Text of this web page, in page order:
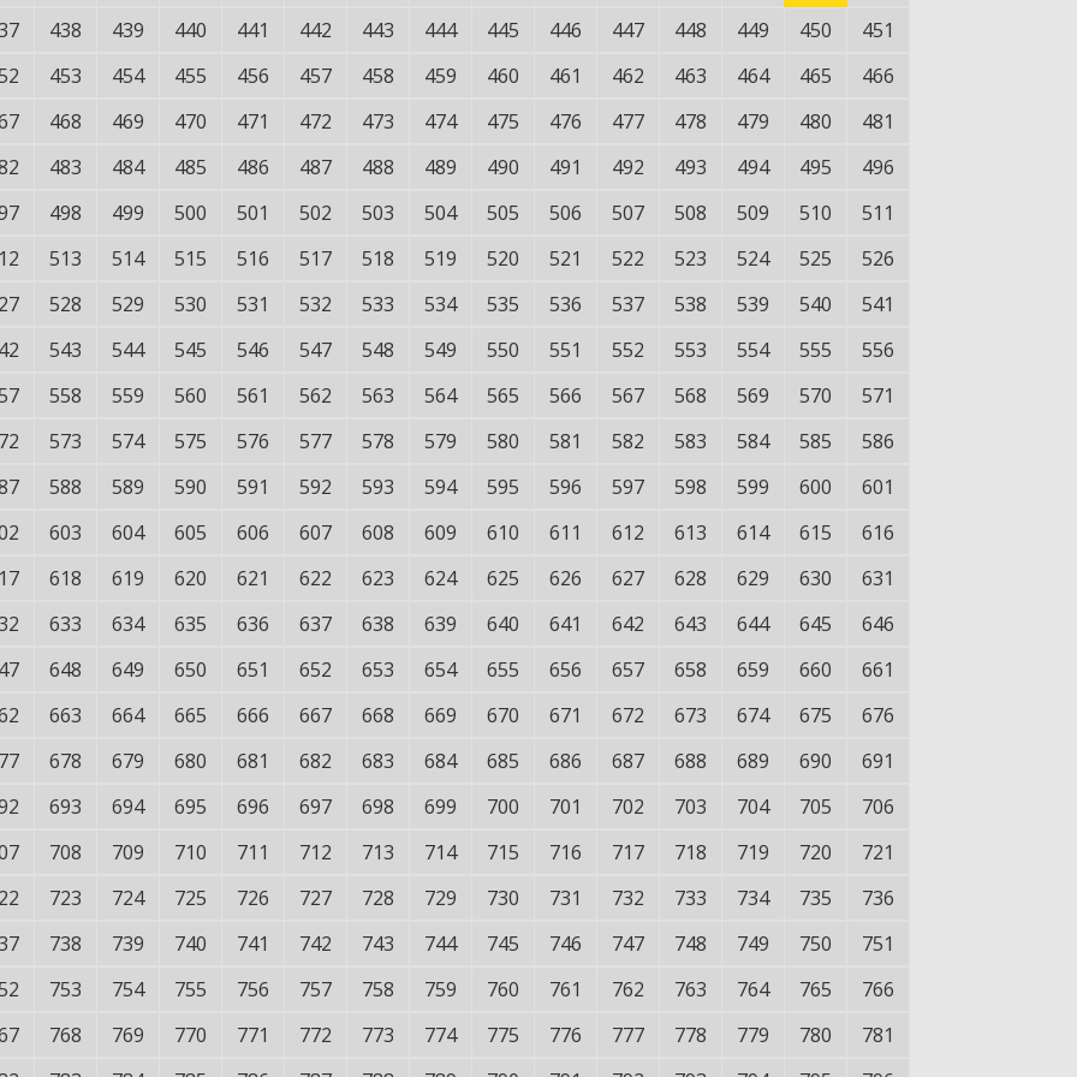
438 439 440 441 442 443 444 445 446 447 448 449 450
451
453 454 455 456 457 458 459 460 461 462 463 464 465
466
468 469 470 471 472 473 474 475 476 477 478 479 480
481
483 484 485 486 487 488 489 490 491 492 493 494 495
496
498 499 500 501 502 503 504 505 506 507 508 509 510
511
513 514 515 516 517 518 519 520 521 522 523 524 525
526
528 529 530 531 532 533 534 535 536 537 538 539 540
541
543 544 545 546 547 548 549 550 551 552 553 554 555
556
558 559 560 561 562 563 564 565 566 567 568 569 570
571
573 574 575 576 577 578 579 580 581 582 583 584 585
586
588 589 590 591 592 593 594 595 596 597 598 599 600
601
603 604 605 606 607 608 609 610 611 612 613 614 615
616
618 619 620 621 622 623 624 625 626 627 628 629 630
631
633 634 635 636 637 638 639 640 641 642 643 644 645
646
648 649 650 651 652 653 654 655 656 657 658 659 660
661
663 664 665 666 667 668 669 670 671 672 673 674 675
676
678 679 680 681 682 683 684 685 686 687 688 689 690
691
693 694 695 696 697 698 699 700 701 702 703 704 705
706
708 709 710 711 712 713 714 715 716 717 718 719 720
721
723 724 725 726 727 728 729 730 731 732 733 734 735
736
738 739 740 741 742 743 744 745 746 747 748 749 750
751
753 754 755 756 757 758 759 760 761 762 763 764 765
766
768 769 770 771 772 773 774 775 776 777 778 779 780
781